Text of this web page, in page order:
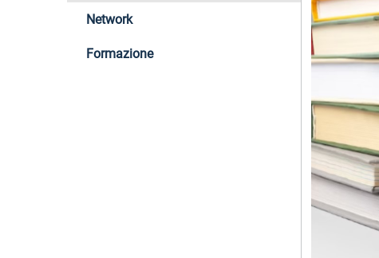
Network
Formazione